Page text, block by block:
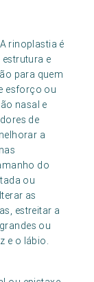
rinoplastia é
e
para quem
esforço ou
nasal e
de
a
do
ou
as
estreitar a
ou
e o lábio.